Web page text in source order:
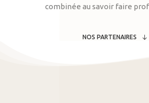
combinée au savoir faire
NOS PARTENAIRES